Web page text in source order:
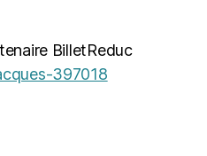
BilletReduc
397018